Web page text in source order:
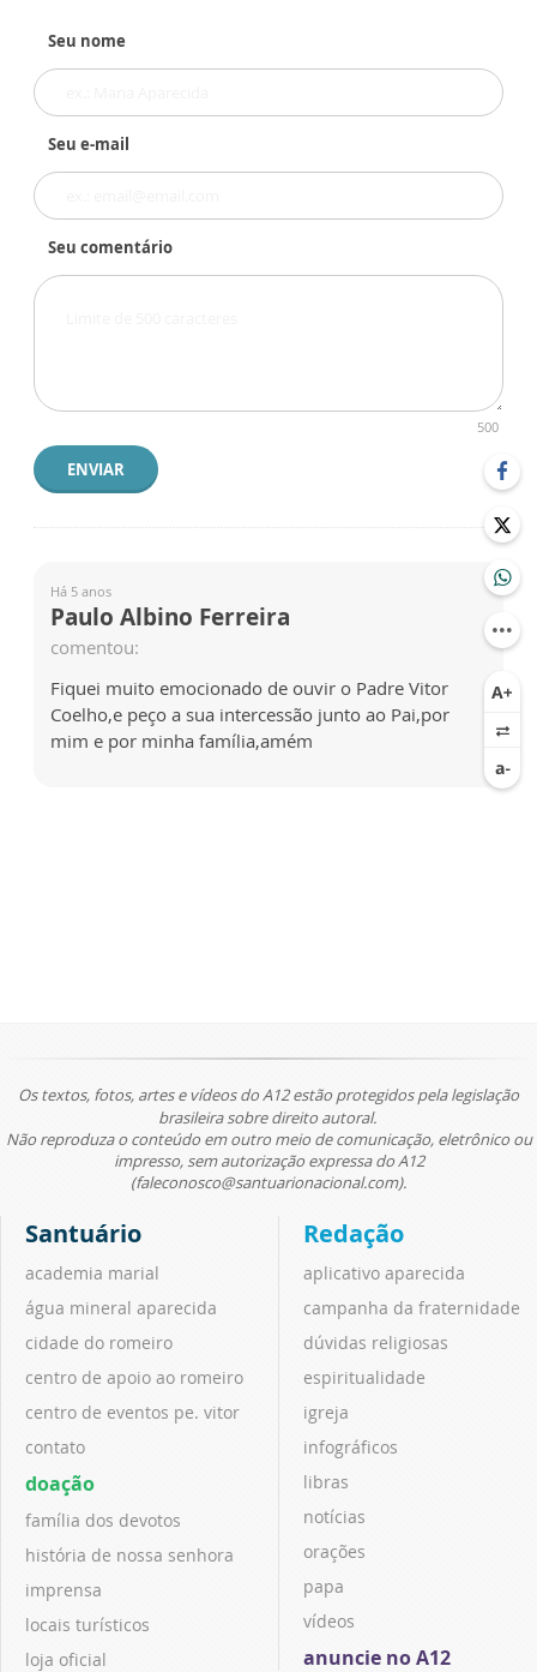
Seu nome
Seu e-mail
Seu comentário
500
ENVIAR
Há 5 anos
Paulo Albino Ferreira
comentou:
Fiquei muito emocionado de ouvir o Padre Vitor
Coelho,e peço a sua intercessão junto ao Pai,por
mim e por minha família,amém
Os textos, fotos, artes e vídeos do A12 estão protegidos pela legislação
brasileira sobre direito autoral.
Não reproduza o conteúdo em outro meio de comunicação, eletrônico ou
impresso, sem autorização expressa do A12
(faleconosco@santuarionacional.com).
Santuário
academia marial
água mineral aparecida
cidade do romeiro
centro de apoio ao romeiro
centro de eventos pe. vitor
contato
doação
família dos devotos
história de nossa senhora
imprensa
locais turísticos
loja oficial
Redação
aplicativo aparecida
campanha da fraternidade
dúvidas religiosas
espiritualidade
igreja
infográficos
libras
notícias
orações
papa
vídeos
anuncie no A12